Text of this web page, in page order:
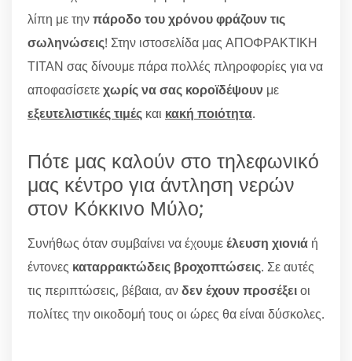
λίπη με τηνπάροδο του χρόνου φράζουν τις
σωληνώσεις! Στην ιστοσελίδα μας ΑΠΟΦΡΑΚΤΙΚΗ
ΤΙΤΑΝ σας δίνουμε πάρα πολλές πληροφορίες για να
αποφασίσετεχωρίς να σας κοροϊδέψουν με
εξευτελιστικές τιμές και κακή ποιότητα.
Πότε μας καλούν στο τηλεφωνικό
μας κέντρο για άντληση νερών
στον Κόκκινο Μύλο;
Συνήθως όταν συμβαίνει να έχουμεέλευση χιονιά ή
έντονες καταρρακτώδεις βροχοπτώσεις. Σε αυτές
τις περιπτώσεις, βέβαια, ανδεν έχουν προσέξειοι
πολίτες την οικοδομή τους οι ώρες θα είναι δύσκολες.